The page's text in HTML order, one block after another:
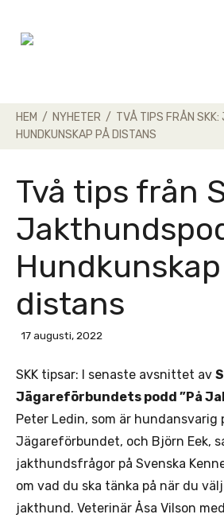
content
HEM / NYHETER / TVÅ TIPS FRÅN SKK:
HUNDKUNSKAP PÅ DISTANS
Två tips från
distans
17 augusti, 2022
SKK tipsar: I senaste avsnittet av
Jägareförbundets podd ”På
Peter Ledin, som är hundansvarig
Jägareförbundet, och Björn Eek,
jakthundsfrågor på Svenska
om vad du ska tänka på när du
jakthund. Veterinär Åsa Vilson